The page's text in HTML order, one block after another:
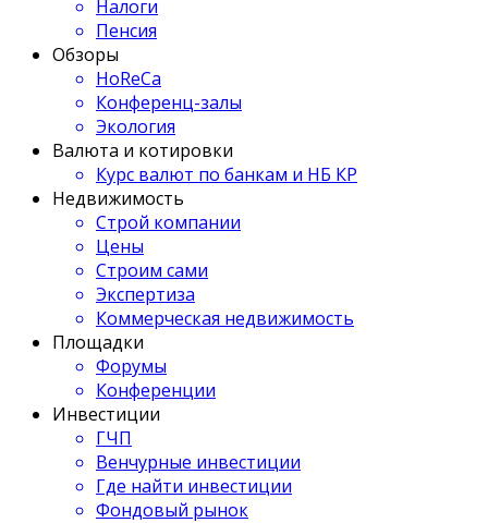
Налоги
Пенсия
Обзоры
HoReCa
Конференц-залы
Экология
Валюта и котировки
Курс валют по банкам и НБ КР
Недвижимость
Строй компании
Цены
Строим сами
Экспертиза
Коммерческая недвижимость
Площадки
Форумы
Конференции
Инвестиции
ГЧП
Венчурные инвестиции
Где найти инвестиции
Фондовый рынок